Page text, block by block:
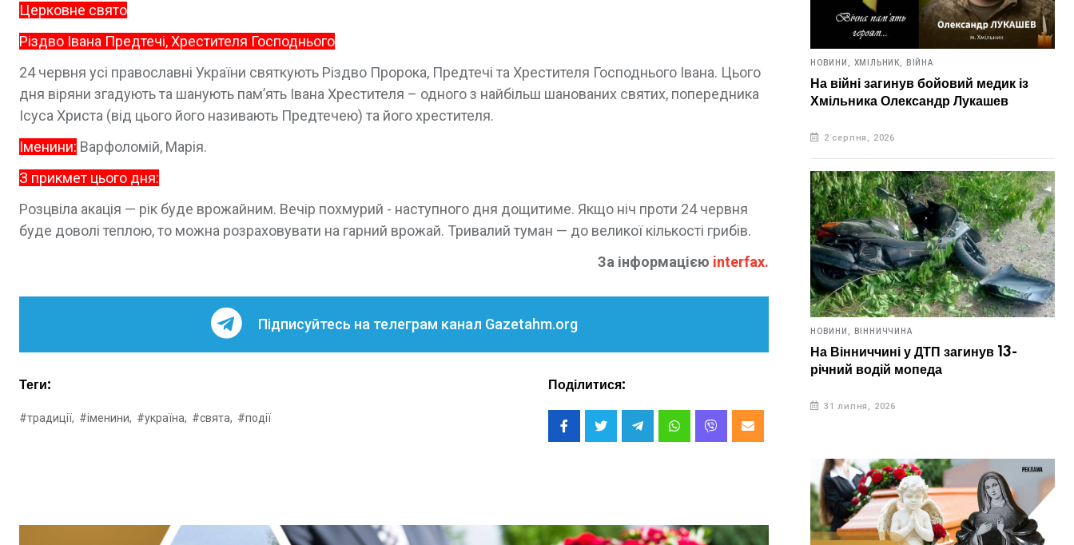
Церковне свято
Різдво Івана Предтечі, Хрестителя Господнього
24 червня усі православні України святкують Різдво Пророка, Предтечі та Хрестителя Господнього Івана. Цього
дня віряни згадують та шанують пам’ять Івана Хрестителя – одного з найбільш шанованих святих, попередника
Ісуса Христа (від цього його називають Предтечею) та його хрестителя.
Іменини: Варфоломій, Марія.
З прикмет цього дня:
Розцвіла акація — рік буде врожайним. Вечір похмурий - наступного дня дощитиме. Якщо ніч проти 24 червня
буде доволі теплою, то можна розраховувати на гарний врожай. Тривалий туман — до великої кількості грибів.
За інформацією interfax.
Підписуйтесь на телеграм канал Gazetahm.org
Теги:
#традиції, #іменини, #україна, #свята, #події
Поділитися:
НОВИНИ, ХМІЛЬНИК, ВІЙНА
На війні загинув бойовий медик із
Хмільника Олександр Лукашев
2 серпня, 2026
НОВИНИ, ВІННИЧЧИНА
На Вінниччині у ДТП загинув 13-
річний водій мопеда
31 липня, 2026